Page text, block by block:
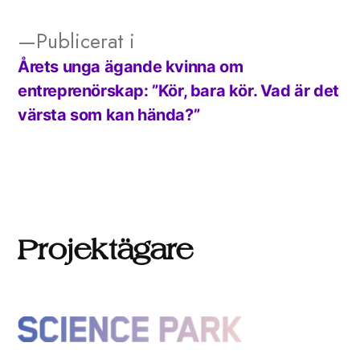
Inläggsnavigering
Publicerat i
Årets unga ägande kvinna om
entreprenörskap: ”Kör, bara kör. Vad är det
värsta som kan hända?”
Projektägare